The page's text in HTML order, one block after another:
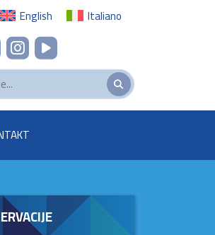
English Italiano